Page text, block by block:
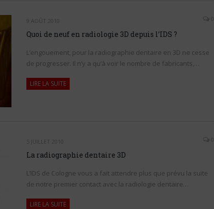
9 AOÛT 2010 0
Quoi de neuf en radiologie 3D depuis l’IDS ?
L’engouement, pour la radiographie dentaire en 3D ne cesse
de progresser. Il n’y a qu’à voir le nombre de fabricants,…
LIRE LA SUITE
5 JUILLET 2010 0
La radiographie dentaire 3D
L’IDS de Cologne vous a fait attendre plus que prévu la suite
de notre premier contact avec la radiologie dentaire…
LIRE LA SUITE